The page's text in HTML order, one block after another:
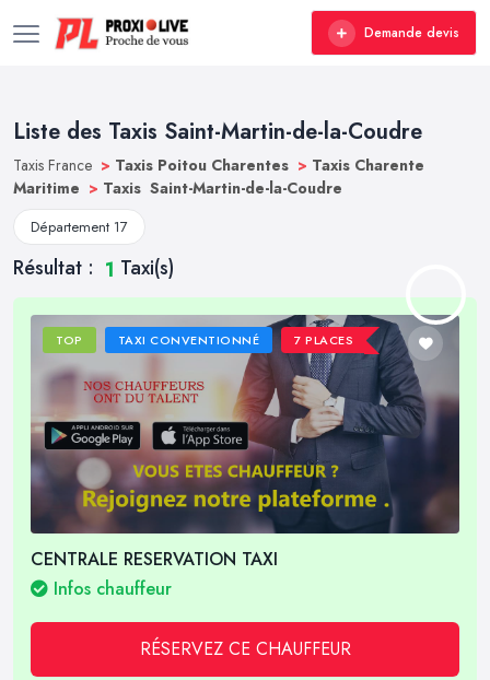
Demande devis
Liste des Taxis Saint-Martin-de-la-Coudre
Taxis France > Taxis Poitou Charentes > Taxis Charente
Maritime > Taxis Saint-Martin-de-la-Coudre
Département 17
Résultat : 1 Taxi(s)
TOP TAXI CONVENTIONNÉ 7 PLACES
CENTRALE RESERVATION TAXI
Infos chauffeur
RÉSERVEZ CE CHAUFFEUR